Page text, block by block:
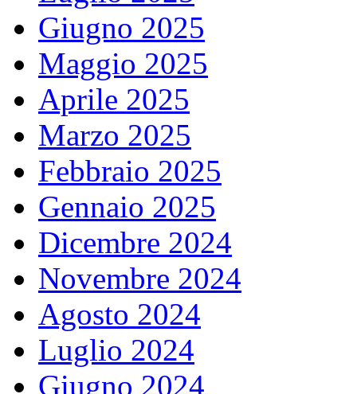
Giugno 2025
Maggio 2025
Aprile 2025
Marzo 2025
Febbraio 2025
Gennaio 2025
Dicembre 2024
Novembre 2024
Agosto 2024
Luglio 2024
Giugno 2024